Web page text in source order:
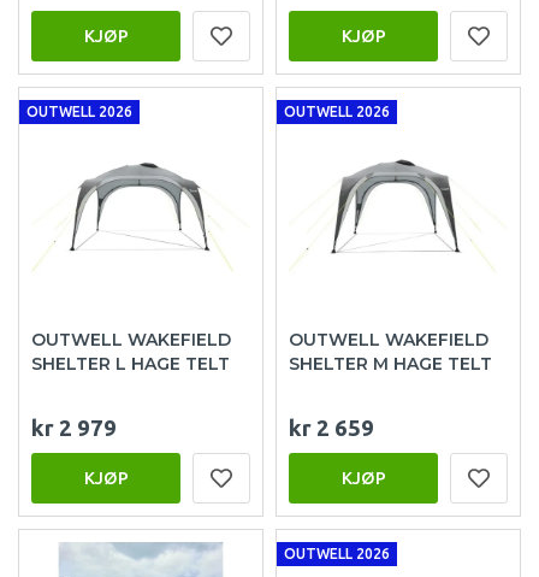
KJØP KJØP
OUTWELL 2026
OUTWELL WAKEFIELD
SHELTER L HAGE TELT
kr 2 979
KJØP
OUTWELL 2026
OUTWELL WAKEFIELD
SHELTER M HAGE TELT
kr 2 659
KJØP
OUTWELL 2026